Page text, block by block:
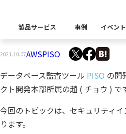
製品サービス
製品カテゴリー別
キーワードから探す
デ
事例 イベン
イベント
Insight Blog
企業理念 代表あ
携できた件
2021.10.07AWSPISO
データベース監査ツール PISO の開
クト開発本部所属の趙 ( チョウ ) で
今回のトピックは、セキュリティ
ります。